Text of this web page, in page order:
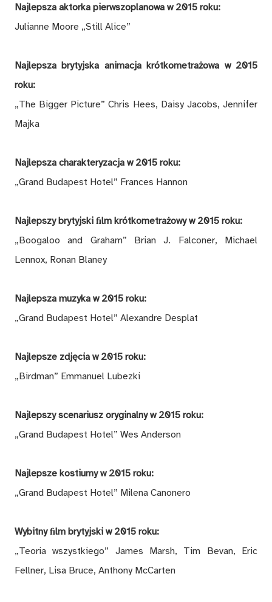
Najlepsza aktorka pierwszoplanowa w 2015 roku:
Julianne Moore „Still Alice”
Najlepsza brytyjska animacja krótkometrażowa w 2015
roku:
„The Bigger Picture” Chris Hees, Daisy Jacobs, Jennifer
Majka
Najlepsza charakteryzacja w 2015 roku:
„Grand Budapest Hotel” Frances Hannon
Najlepszy brytyjski ﬁlm krótkometrażowy w 2015 roku:
„Boogaloo and Graham” Brian J. Falconer, Michael
Lennox, Ronan Blaney
Najlepsza muzyka w 2015 roku:
„Grand Budapest Hotel” Alexandre Desplat
Najlepsze zdjęcia w 2015 roku:
„Birdman” Emmanuel Lubezki
Najlepszy scenariusz oryginalny w 2015 roku:
„Grand Budapest Hotel” Wes Anderson
Najlepsze kostiumy w 2015 roku:
„Grand Budapest Hotel” Milena Canonero
Wybitny ﬁlm brytyjski w 2015 roku:
„Teoria wszystkiego” James Marsh, Tim Bevan, Eric
Fellner, Lisa Bruce, Anthony McCarten